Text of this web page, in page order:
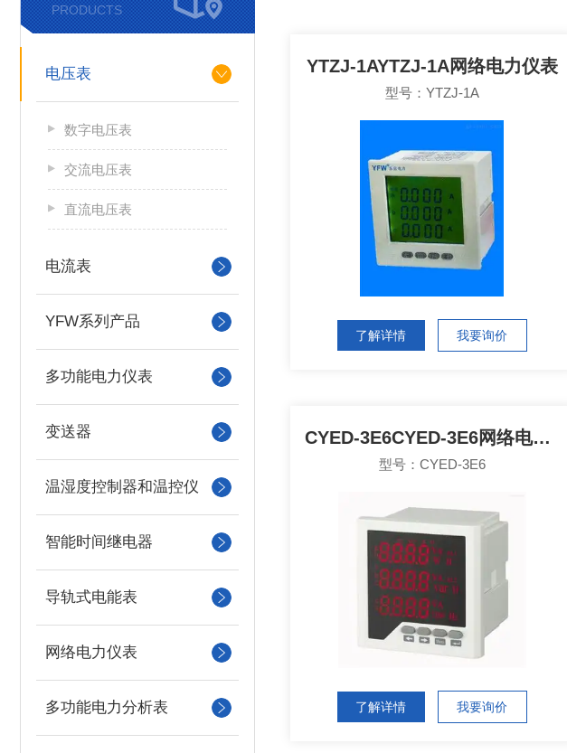
PRODUCTS
电压表
数字电压表
交流电压表
直流电压表
电流表
YFW系列产品
多功能电力仪表
变送器
温湿度控制器和温控仪
智能时间继电器
导轨式电能表
网络电力仪表
多功能电力分析表
YTZJ-1AYTZJ-1A网络电力仪表
型号：YTZJ-1A
了解详情 我要询价
CYED-3E6CYED-3E6网络电力仪表
型号：CYED-3E6
了解详情 我要询价